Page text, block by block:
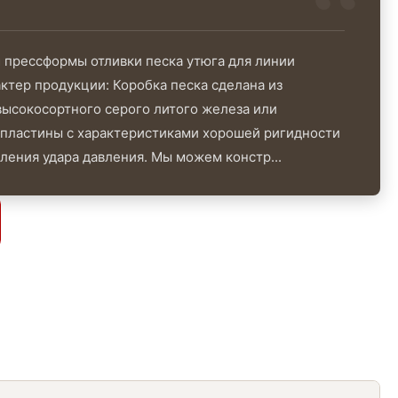
отливки песка утюга для линии
продукции: Коробка песка сделана из
серого литого железа или
с характеристиками хорошей ригидности
удара давления. Мы можем констр...